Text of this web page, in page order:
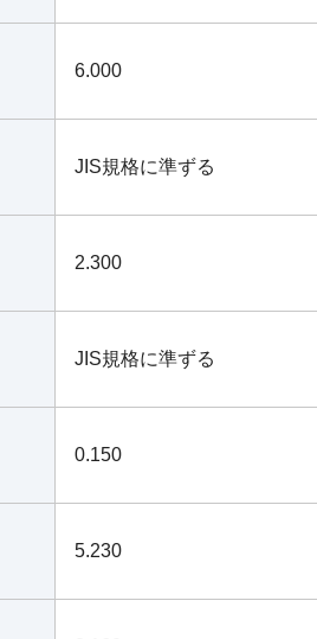
6.000
JIS規格に準ずる
2.300
JIS規格に準ずる
0.150
5.230